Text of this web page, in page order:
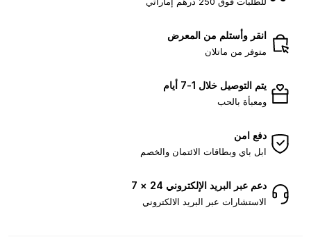
انقر وأستلم من المعرض
متوفر من ماتلان
يتم التوصيل خلال 1-7 أيام
ومعبأة بالحب
دفع امن
ابل باي وبطاقات الائتمان والخصم
دعم عبر البريد الإلكتروني 24 × 7
الاستشارات عبر البريد الالكتروني